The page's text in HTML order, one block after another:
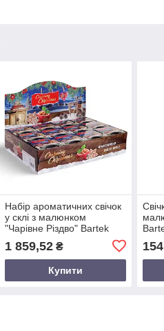
Набір ароматичних свічок
у склі з малюнком
"Чарівне Різдво" Bartek
1 859,52₴
Купити